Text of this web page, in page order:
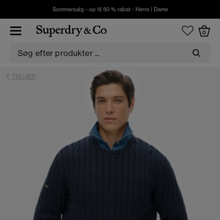
Sommersalg - op til 50 % rabat - Herre| Dame
0
TROJER